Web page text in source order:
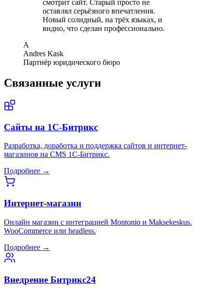
смотрит сайт. Старый просто не
оставлял серьёзного впечатления.
Новый солидный, на трёх языках, и
видно, что сделан профессионально.
A
Andres Kask
Партнёр юридического бюро
Связанные услуги
Сайты на 1С-Битрикс
Разработка, доработка и поддержка сайтов и интернет-
магазинов на CMS 1С-Битрикс.
Подробнее →
Интернет-магазин
Онлайн магазин с интеграцией Montonio и Maksekeskus.
WooCommerce или headless.
Подробнее →
Внедрение Битрикс24